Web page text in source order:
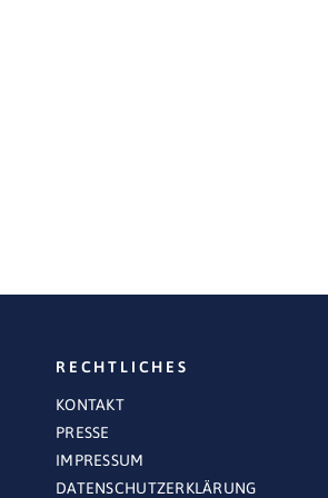
RECHTLICHES
KONTAKT
PRESSE
IMPRESSUM
DATENSCHUTZERKLÄRUNG